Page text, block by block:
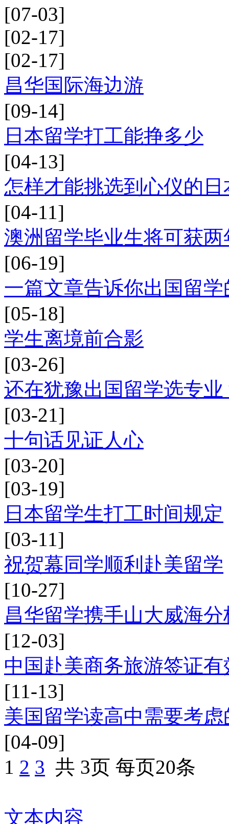
[07-03]
[02-17]
[02-17]
昌华国际海边游
[09-14]
日本留学打工能挣多少
[04-13]
怎样才能挑选到心仪的
[04-11]
澳洲留学毕业生将可获
[06-19]
一篇文章告诉你出国留
[05-18]
学生离境前合影
[03-26]
还在犹豫出国留学选专
[03-21]
十句话见证人心
[03-20]
[03-19]
日本留学生打工时间规定
[03-11]
祝贺幕同学顺利赴美留学
[10-27]
昌华留学携手山大威海
[12-03]
中国赴美商务旅游签证
[11-13]
美国留学读高中需要考
[04-09]
1 2 3 共 3页 每页20条
文本内容